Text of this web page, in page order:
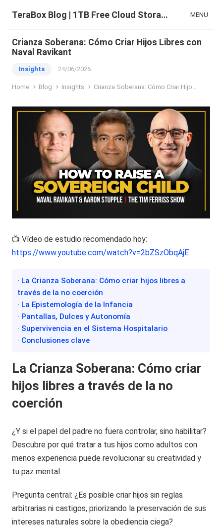
TeraBox Blog | 1TB Free Cloud Storage & All-in-One AI Space MENU
Crianza Soberana: Cómo Criar Hijos Libres con
Naval Ravikant
Insights 24/06/2026
Home Blog Insights Crianza Soberana: Cómo Criar Hijos Libres con Naval Ravikant
📺 Vídeo de estudio recomendado hoy:
https://www.youtube.com/watch?v=2bZSzObqAjE
· La Crianza Soberana: Cómo criar hijos libres a
través de la no coerción
· La Epistemología de la Infancia
· Pantallas, Dulces y Autonomía
· Supervivencia en el Sistema Hospitalario
· Conclusiones clave
La Crianza Soberana: Cómo criar
hijos libres a través de la no
coerción
¿Y si el papel del padre no fuera controlar, sino habilitar?
Descubre por qué tratar a tus hijos como adultos con
menos experiencia puede revolucionar su creatividad y
tu paz mental.
Pregunta central: ¿Es posible criar hijos sin reglas
arbitrarias ni castigos, priorizando la preservación de sus
intereses naturales sobre la obediencia ciega?